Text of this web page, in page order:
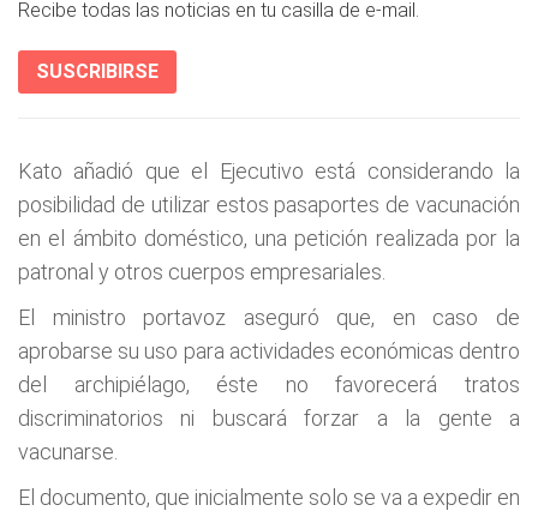
Recibe todas las noticias en tu casilla de e-mail.
SUSCRIBIRSE
Kato añadió que el Ejecutivo está considerando la
posibilidad de utilizar estos pasaportes de vacunación
en el ámbito doméstico, una petición realizada por la
patronal y otros cuerpos empresariales.
El ministro portavoz aseguró que, en caso de
aprobarse su uso para actividades económicas dentro
del archipiélago, éste no favorecerá tratos
discriminatorios ni buscará forzar a la gente a
vacunarse.
El documento, que inicialmente solo se va a expedir en